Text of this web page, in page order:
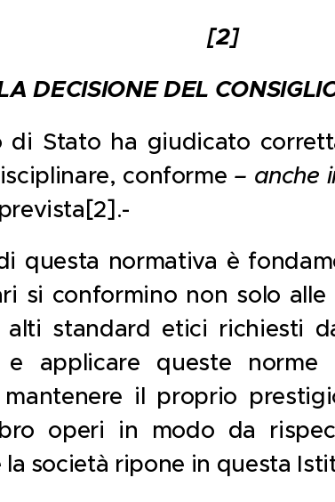
[2]
DECISIONE DEL
di Stato ha giudicato
conforme – anche
questa normativa è
si conformino non solo
alti standard etici richiesti
e applicare queste norme
il proprio
operi in modo da
società ripone in questa